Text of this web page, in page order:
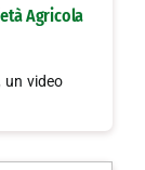
Agricola
un video